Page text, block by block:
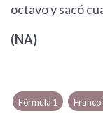
octavo y sacó
(NA)
Fórmula 1